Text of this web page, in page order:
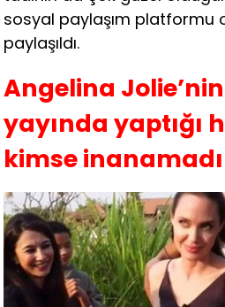
sosyal paylaşım platformu
paylaşıldı.
Angelina
yayında yaptığı
kimse inanamadı